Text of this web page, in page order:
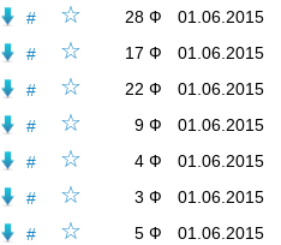
☆
# 01.06.2015
28 Ф
☆
# 01.06.2015
17 Ф
☆
# 01.06.2015
22 Ф
☆
# 01.06.2015
9 Ф
☆
# 01.06.2015
4 Ф
☆
# 01.06.2015
3 Ф
☆
# 01.06.2015
5 Ф